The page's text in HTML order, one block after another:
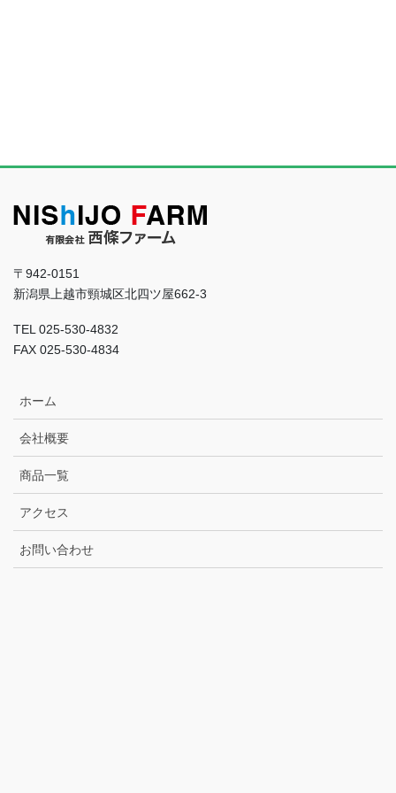
〒942-0151
新潟県上越市頸城区北四ツ屋662-3
TEL 025-530-4832
FAX 025-530-4834
ホーム
会社概要
商品一覧
アクセス
お問い合わせ